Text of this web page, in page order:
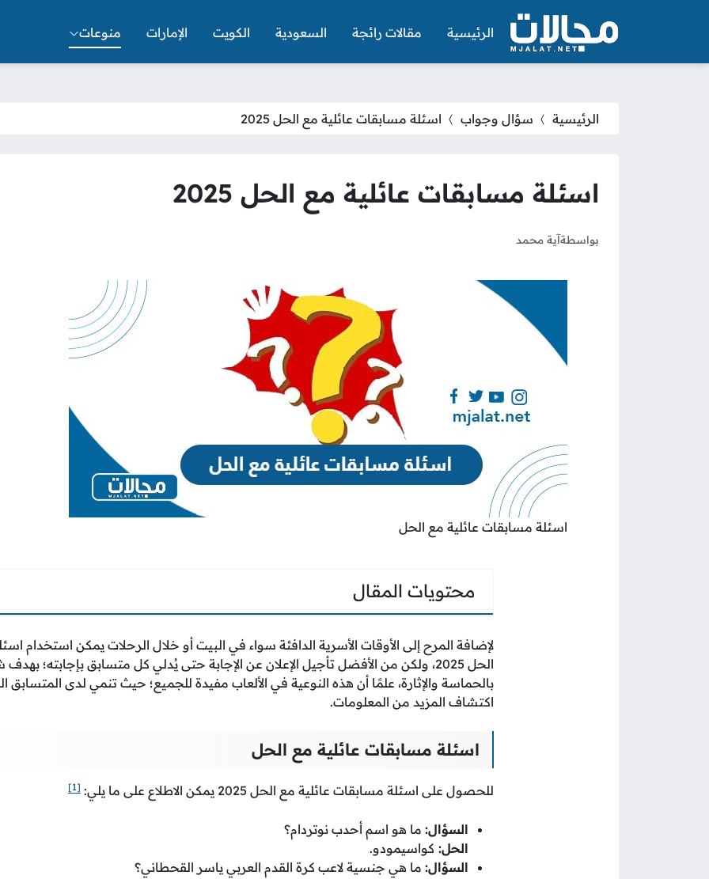
الرئيسية مقالات رائجة السعودية الكويت الإمارات منوعات
الرئيسية سؤال وجواب اسئلة مسابقات عائلية مع الحل 2025
اسئلة مسابقات عائلية مع الحل 2025
بواسطةآية محمد
اسئلة مسابقات عائلية مع الحل
محتويات المقال
لإضافة المرح إلى الأوقات الأسرية الدافئة سواء في البيت أو خلال الرحلات يمكن استخدام
الحل 2025، ولكن من الأفضل تأجيل الإعلان عن الإجابة حتى يُدلي كل متسابق بإجابته؛
بالحماسة والإثارة، علمًا أن هذه النوعية في الألعاب مفيدة للجميع؛ حيث تنمي لدى
اكتشاف المزيد من المعلومات.
اسئلة مسابقات عائلية مع الحل
للحصول على اسئلة مسابقات عائلية مع الحل 2025 يمكن الاطلاع على ما يلي: [1]
السؤال: ما هو اسم أحدب نوتردام؟
الحل: كواسيمودو.
السؤال: ما هي جنسية لاعب كرة القدم العربي ياسر القحطاني؟